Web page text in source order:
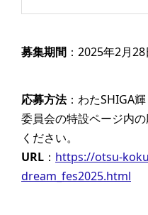
募集期間 ：2025年2月
応募方法：わたSHIGA
委員会の特設ページ内
ください。
URL ： https://otsu-
dream_fes2025.html